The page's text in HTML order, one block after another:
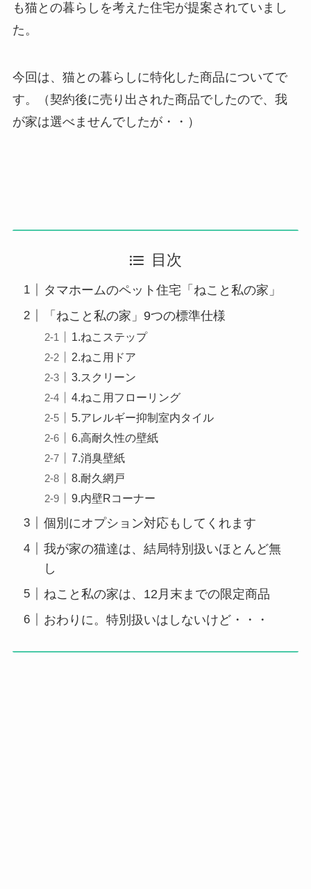
も猫との暮らしを考えた住宅が提案されていまし
た。
今回は、猫との暮らしに特化した商品についてで
す。（契約後に売り出された商品でしたので、我
が家は選べませんでしたが・・）
目次
タマホームのペット住宅「ねこと私の家」
「ねこと私の家」9つの標準仕様
1.ねこステップ
2.ねこ用ドア
3.スクリーン
4.ねこ用フローリング
5.アレルギー抑制室内タイル
6.高耐久性の壁紙
7.消臭壁紙
8.耐久網戸
9.内壁Rコーナー
個別にオプション対応もしてくれます
我が家の猫達は、結局特別扱いほとんど無
し
ねこと私の家は、12月末までの限定商品
おわりに。特別扱いはしないけど・・・